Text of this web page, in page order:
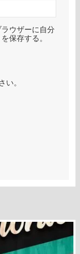
ウザーに自分
保存する。
い。